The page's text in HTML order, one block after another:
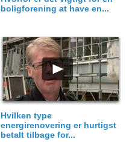
boligforening at have en...
Hvilken type
energirenovering er hurtigst
betalt tilbage for...